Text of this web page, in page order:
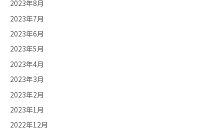
2023年8月
2023年7月
2023年6月
2023年5月
2023年4月
2023年3月
2023年2月
2023年1月
2022年12月